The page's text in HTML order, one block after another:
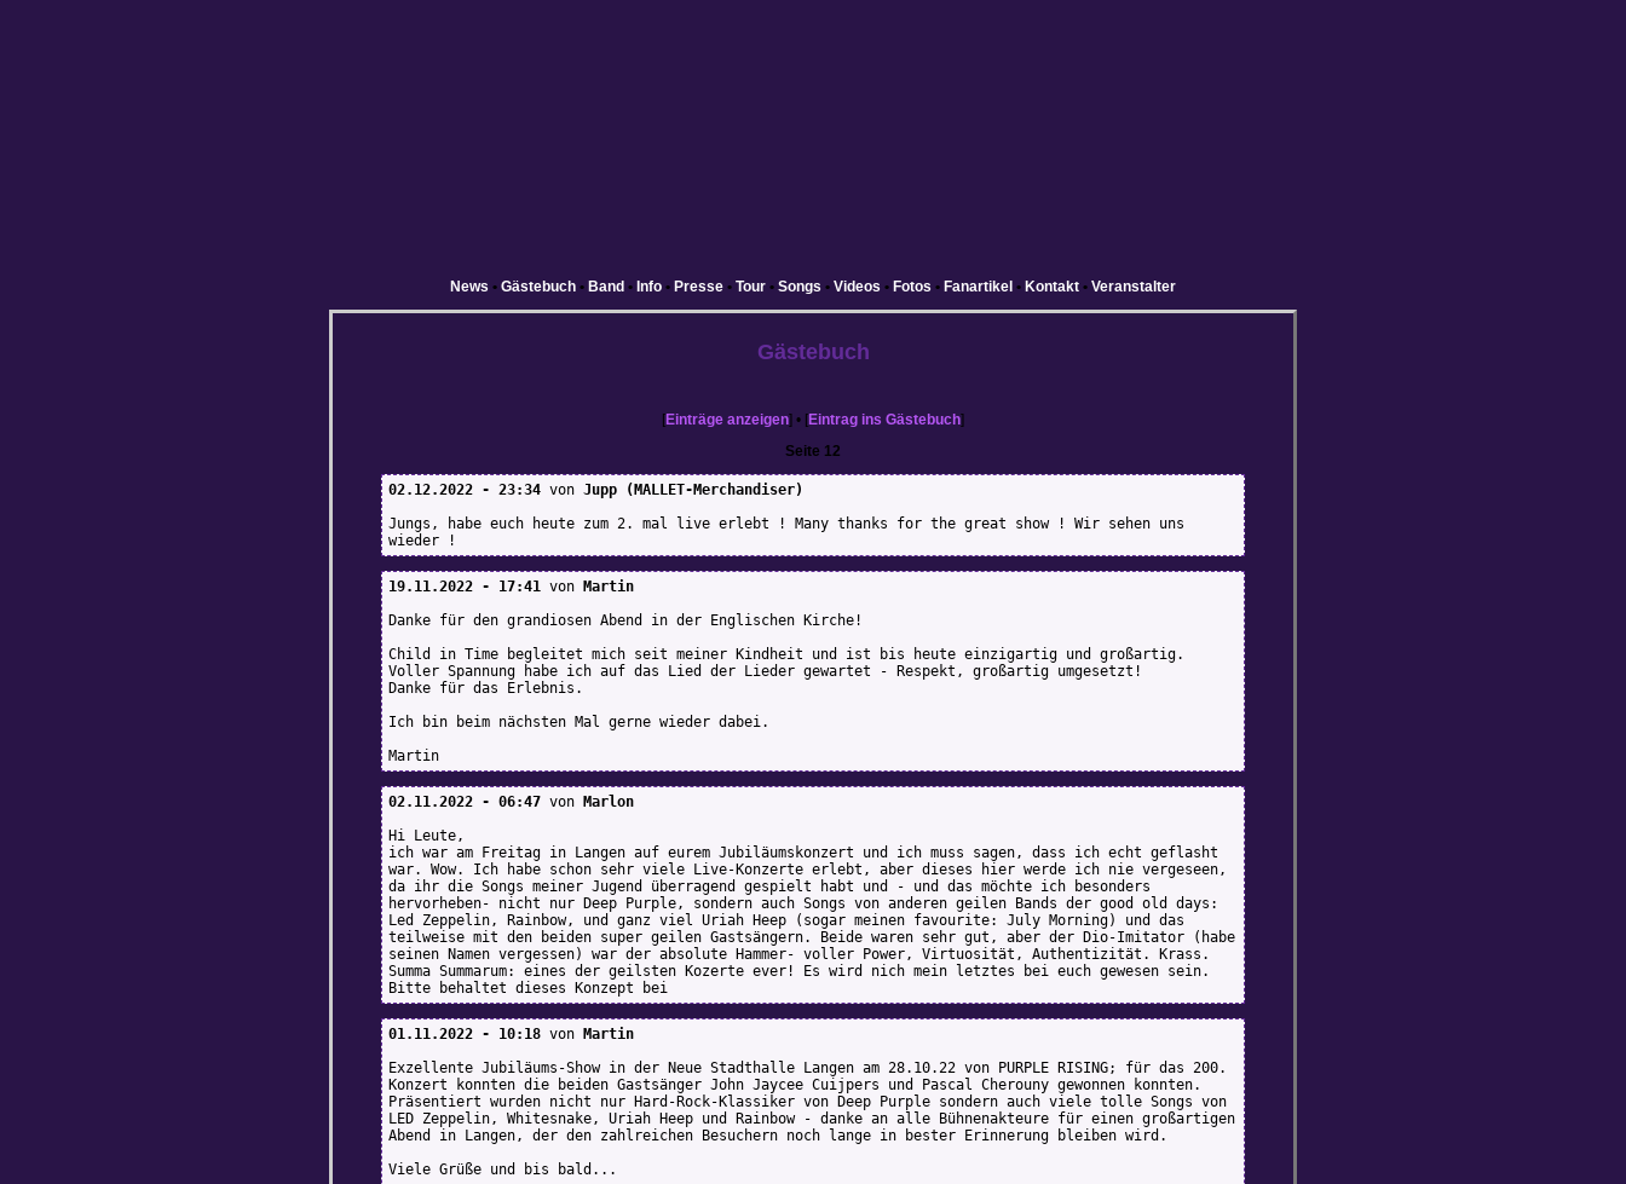
News • Gästebuch • Band • Info • Presse • Tour • Songs • Videos • Fotos • Fanartikel • Kontakt • Veranstalter
Gästebuch
[Einträge anzeigen] • [Eintrag ins Gästebuch]
Seite 12
02.12.2022 - 23:34 von Jupp (MALLET-Merchandiser)
Jungs, habe euch heute zum 2. mal live erlebt ! Many thanks for the great show ! Wir sehen uns
wieder !
19.11.2022 - 17:41 von
Martin
Danke für den grandiosen Abend in der Englischen Kirche!
Child in Time begleitet mich seit meiner Kindheit und ist bis heute einzigartig und großartig.
Voller Spannung habe ich auf das Lied der Lieder gewartet - Respekt, großartig umgesetzt!
Danke für das Erlebnis.
Ich bin beim nächsten Mal gerne wieder dabei.
Martin
02.11.2022 - 06:47 von
Marlon
Hi Leute,
ich war am Freitag in Langen auf eurem Jubiläumskonzert und ich muss sagen, dass ich echt geflasht
war. Wow. Ich habe schon sehr viele Live-Konzerte erlebt, aber dieses hier werde ich nie vergeseen,
da ihr die Songs meiner Jugend überragend gespielt habt und - und das möchte ich besonders
hervorheben- nicht nur Deep Purple, sondern auch Songs von anderen geilen Bands der good old days:
Led Zeppelin, Rainbow, und ganz viel Uriah Heep (sogar meinen favourite: July Morning) und das
teilweise mit den beiden super geilen Gastsängern. Beide waren sehr gut, aber der Dio-Imitator (habe
seinen Namen vergessen) war der absolute Hammer- voller Power, Virtuosität, Authentizität. Krass.
Summa Summarum: eines der geilsten Kozerte ever! Es wird nich mein letztes bei euch gewesen sein.
Bitte behaltet dieses Konzept bei
01.11.2022 - 10:18 von
Martin
Exzellente Jubiläums-Show in der Neue Stadthalle Langen am 28.10.22 von PURPLE RISING; für das 200.
Konzert konnten die beiden Gastsänger John Jaycee Cuijpers und Pascal Cherouny gewonnen konnten.
Präsentiert wurden nicht nur Hard-Rock-Klassiker von Deep Purple sondern auch viele tolle Songs von
LED Zeppelin, Whitesnake, Uriah Heep und Rainbow - danke an alle Bühnenakteure für einen großartigen
Abend in Langen, der den zahlreichen Besuchern noch lange in bester Erinnerung bleiben wird.
Viele Grüße und bis bald...